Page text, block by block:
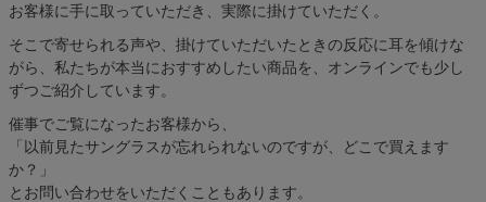
お客様に手に取っていただき、実際に掛けていただく。
そこで寄せられる声や、掛けていただいたときの反応に耳を傾けな
がら、私たちが本当におすすめしたい商品を、オンラインでも少し
ずつご紹介しています。
催事でご覧になったお客様から、
「以前見たサングラスが忘れられないのですが、どこで買えます
か？」
とお問い合わせをいただくこともあります。